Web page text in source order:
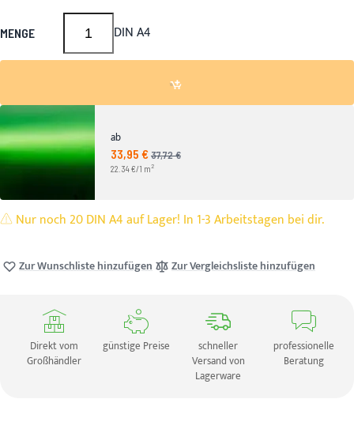
MENGE DIN A4
ab
Angebotspreis
33,95 €UVP
37,72 €
22.34 €/1 m2
Nur noch 20 DIN A4 auf Lager! In 1-3 Arbeitstagen bei dir.
Zur Wunschliste hinzufügen Zur Vergleichsliste hinzufügen
Direkt vom
Großhändler
günstige Preise
schneller
Versand von
Lagerware
professionelle
Beratung